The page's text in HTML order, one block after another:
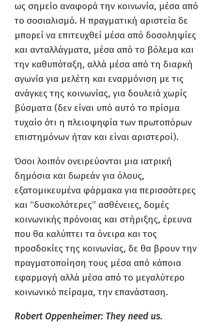
ως σημείο αναφορά την κοινωνία, μέσα από
το σοσιαλισμό. Η πραγματική αριστεία δε
μπορεί να επιτευχθεί μέσα από δοσοληψίες
και ανταλλάγματα, μέσα από το βόλεμα και
την καθυπόταξη, αλλά μέσα από τη διαρκή
αγωνία για μελέτη και εναρμόνιση με τις
ανάγκες της κοινωνίας, για δουλειά χωρίς
βύσματα (δεν είναι υπό αυτό το πρίσμα
τυχαίο ότι η πλειοψηφία των πρωτοπόρων
επιστημόνων ήταν και είναι αριστεροί).
Όσοι λοιπόν ονειρεύονται μια ιατρική
δημόσια και δωρεάν για όλους,
εξατομικευμένα φάρμακα για περισσότερες
και “δυσκολότερες” ασθένειες, δομές
κοινωνικής πρόνοιας και στήριξης, έρευνα
που θα καλύπτει τα όνειρα και τος
προσδοκίες της κοινωνίας, δε θα βρουν την
πραγματοποίηση τους μέσα από κάποια
εφαρμογή αλλά μέσα από το μεγαλύτερο
κοινωνικό πείραμα, την επανάσταση.
Robert Oppenheimer: They need us.